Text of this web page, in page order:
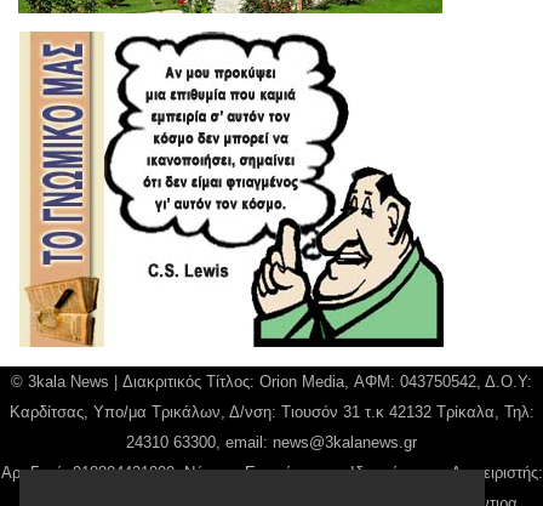
© 3kala News | Διακριτικός Τίτλος: Orion Media, ΑΦΜ: 043750542, Δ.Ο.Υ:
Καρδίτσας, Υπο/μα Τρικάλων, Δ/νση: Τιουσόν 31 τ.κ 42132 Τρίκαλα, Τηλ:
24310 63300, email: news@3kalanews.gr
Αρ. Γεμή: 018804431000, Νόμιμος Εκπρόσωπος, Ιδιοκτήτης και Διαχειριστής: